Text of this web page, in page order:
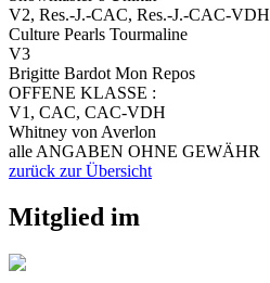
V2, Res.-J.-CAC, Res.-J.-CAC-VDH
Culture Pearls Tourmaline
V3
Brigitte Bardot Mon Repos
OFFENE KLASSE :
V1, CAC, CAC-VDH
Whitney von Averlon
alle ANGABEN OHNE GEWÄHR
zurück zur Übersicht
Mitglied im